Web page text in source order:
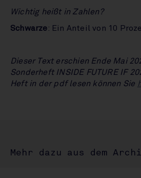
Wichtig heißt in Zahlen?
Schwarze: Ein Anteil von 10
Dieser Text erschien Ende Mai
Sonderheft INSIDE FUTURE IF
Heft in der pdf lesen können Sie
Mehr dazu aus dem